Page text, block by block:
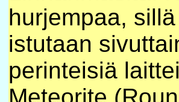
hurjempaa,
istutaan
perinteisiä